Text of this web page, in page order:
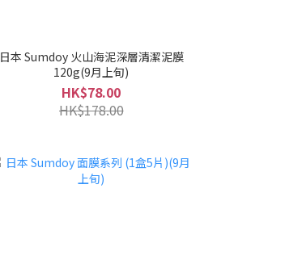
日本 Sumdoy 火山海泥深層清潔泥膜
120g(9月上旬)
HK$78.00
HK$178.00